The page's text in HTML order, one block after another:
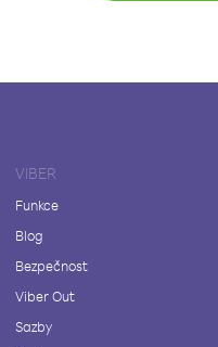
VIBER
Funkce
Blog
Bezpečnost
Viber Out
Sazby